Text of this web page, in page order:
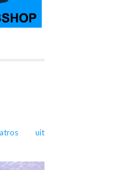
uit